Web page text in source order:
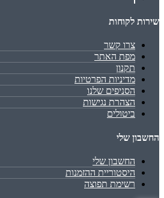
שירות לקוחות
צרו קשר
מפת האתר
תקנון
מדיניות הפרטיות
הסניפים שלנו
הצהרת נגישות
ביטולים
החשבון שלי
החשבון שלי
היסטוריית ההזמנות
רשימת תפוצה